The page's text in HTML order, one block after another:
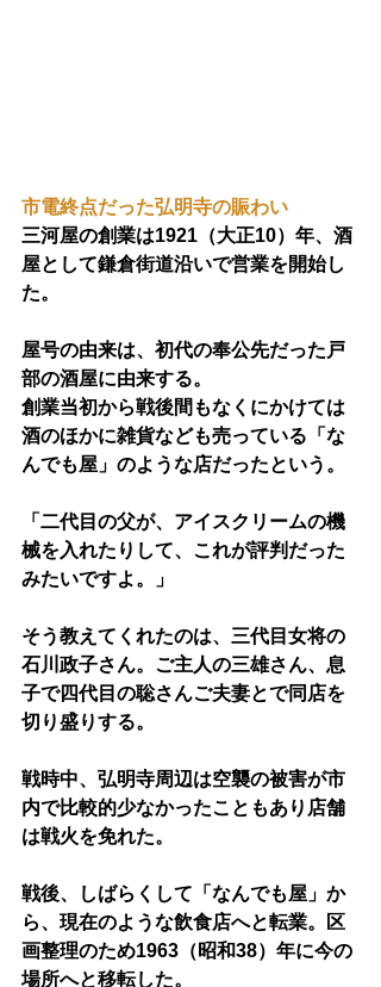
市電終点だった弘明寺の賑わい
三河屋の創業は1921（大正10）年、酒
屋として鎌倉街道沿いで営業を開始し
た。
屋号の由来は、初代の奉公先だった戸
部の酒屋に由来する。
創業当初から戦後間もなくにかけては
酒のほかに雑貨なども売っている「な
んでも屋」のような店だったという。
「二代目の父が、アイスクリームの機
械を入れたりして、これが評判だった
みたいですよ。」
そう教えてくれたのは、三代目女将の
石川政子さん。ご主人の三雄さん、息
子で四代目の聡さんご夫妻とで同店を
切り盛りする。
戦時中、弘明寺周辺は空襲の被害が市
内で比較的少なかったこともあり店舗
は戦火を免れた。
戦後、しばらくして「なんでも屋」か
ら、現在のような飲食店へと転業。区
画整理のため1963（昭和38）年に今の
場所へと移転した。